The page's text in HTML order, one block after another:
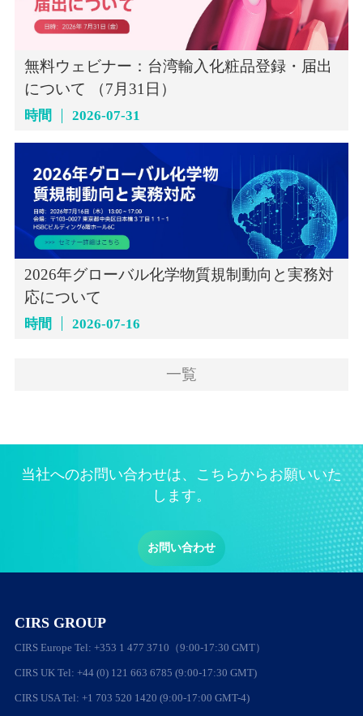
無料ウェビナー：台湾輸入化粧品登録・届出
について （7月31日）
時間 2026-07-31
2026年グローバル化学物質規制動向と実務対
応について
時間 2026-07-16
一覧
当社へのお問い合わせは、こちらからお願いいた
します。
お問い合わせ
CIRS GROUP
CIRS Europe Tel: +353 1 477 3710（9:00-17:30 GMT）
CIRS UK Tel: +44 (0) 121 663 6785 (9:00-17:30 GMT)
CIRS USA Tel: +1 703 520 1420 (9:00-17:00 GMT-4)